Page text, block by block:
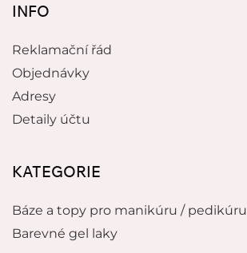
INFO
Reklamační řád
Objednávky
Adresy
Detaily účtu
KATEGORIE
Báze a topy pro manikúru / pedikúru
Barevné gel laky